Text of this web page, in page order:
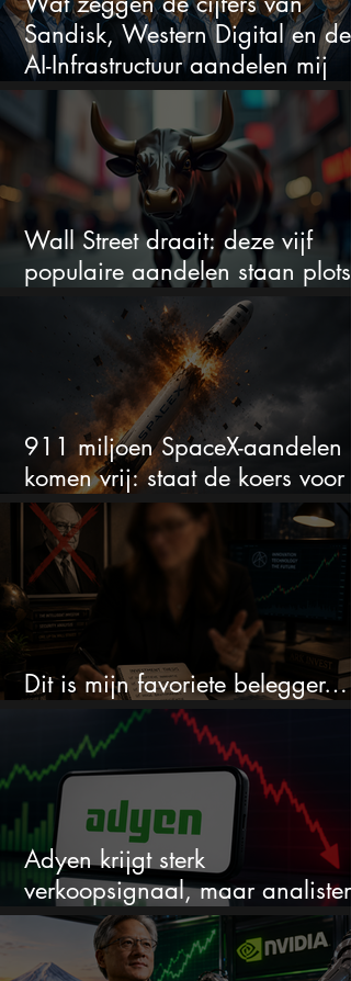
Sandisk, Western Digital en de
AI-Infrastructuur aandelen mij
werkelijk
Wall Street draait: deze vijf
populaire aandelen staan plots
onder spanning
911 miljoen SpaceX-aandelen
komen vrij: staat de koers voor
een nieuwe crash?
Dit is mijn favoriete belegger…
en het is niet Warren Buffett
Adyen krijgt sterk
verkoopsignaal, maar analisten
zien juist een koopkans